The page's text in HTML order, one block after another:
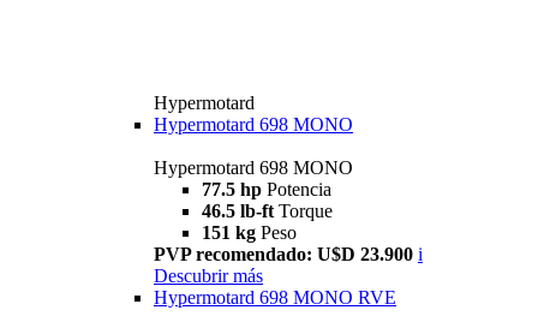
Hypermotard
Hypermotard 698 MONO
Hypermotard 698 MONO
77.5 hp Potencia
46.5 lb-ft Torque
151 kg Peso
PVP recomendado: U$D 23.900 i
Descubrir más
Hypermotard 698 MONO RVE